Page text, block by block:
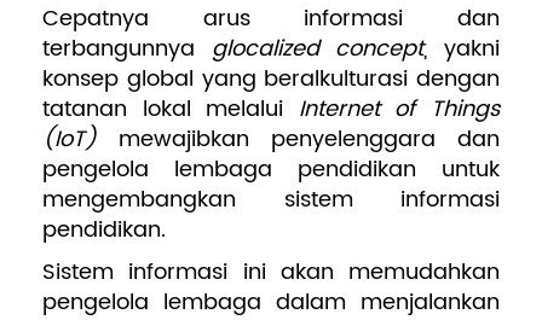
Cepatnya arus informasi dan
terbangunnya glocalized concept, yakni
konsep global yang beralkulturasi dengan
tatanan lokal melalui Internet of Things
(IoT) mewajibkan penyelenggara dan
pengelola lembaga pendidikan untuk
mengembangkan sistem informasi
pendidikan.
Sistem informasi ini akan memudahkan
pengelola lembaga dalam menjalankan